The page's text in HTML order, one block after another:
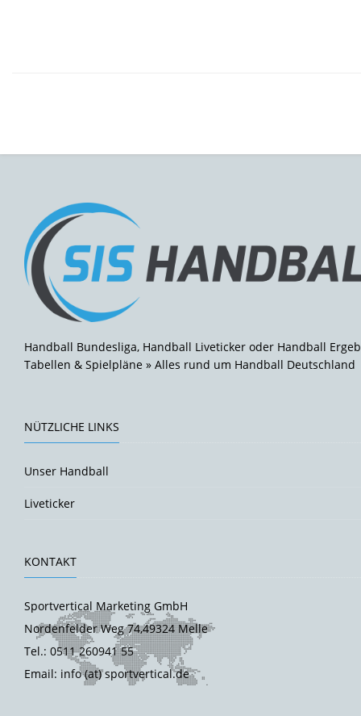
Handball Bundesliga, Handball Liveticker oder Handball
Tabellen & Spielpläne » Alles rund um Handball Deutschland
NÜTZLICHE LINKS
Unser Handball
Liveticker
KONTAKT
Sportvertical Marketing GmbH
Nordenfelder Weg 74,49324 Melle
Tel.: 0511 260941 55
Email: info (at) sportvertical.de